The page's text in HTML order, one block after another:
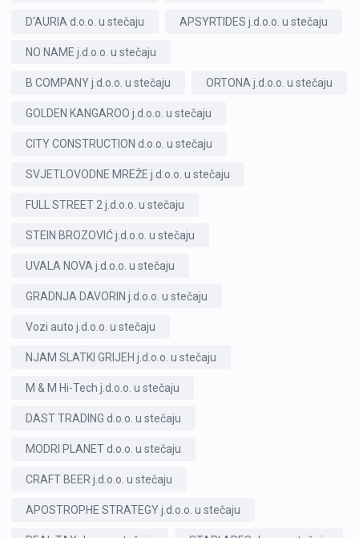
D'AURIA d.o.o. u stečaju APSYRTIDES j.d.o.o. u stečaju
NO NAME j.d.o.o. u stečaju
B COMPANY j.d.o.o. u stečaju ORTONA j.d.o.o. u stečaju
GOLDEN KANGAROO j.d.o.o. u stečaju
CITY CONSTRUCTION d.o.o. u stečaju
SVJETLOVODNE MREŽE j.d.o.o. u stečaju
FULL STREET 2 j.d.o.o. u stečaju
STEIN BROZOVIĆ j.d.o.o. u stečaju
UVALA NOVA j.d.o.o. u stečaju
GRADNJA DAVORIN j.d.o.o. u stečaju
Vozi auto j.d.o.o. u stečaju
NJAM SLATKI GRIJEH j.d.o.o. u stečaju
M & M Hi-Tech j.d.o.o. u stečaju
DAST TRADING d.o.o. u stečaju
MODRI PLANET d.o.o. u stečaju
CRAFT BEER j.d.o.o. u stečaju
APOSTROPHE STRATEGY j.d.o.o. u stečaju